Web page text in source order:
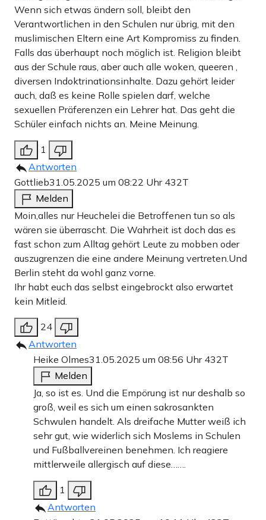
Wenn sich etwas ändern soll, bleibt den
Verantwortlichen in den Schulen nur übrig, mit den
muslimischen Eltern eine Art Kompromiss zu finden.
Falls das überhaupt noch möglich ist. Religion bleibt
aus der Schule raus, aber auch alle woken, queeren ,
diversen Indoktrinationsinhalte. Dazu gehört leider
auch, daß es keine Rolle spielen darf, welche
sexuellen Präferenzen ein Lehrer hat. Das geht die
Schüler einfach nichts an. Meine Meinung.
1
Antworten
Gottlieb31.05.2025 um 08:22 Uhr 432T
Melden
Moin,alles nur Heuchelei die Betroffenen tun so als
wären sie überrascht. Die Wahrheit ist doch das es
fast schon zum Alltag gehört Leute zu mobben oder
auszugrenzen die eine andere Meinung vertreten.Und
Berlin steht da wohl ganz vorne.
Ihr habt euch das selbst eingebrockt also erwartet
kein Mitleid.
24
Antworten
Heike Olmes31.05.2025 um 08:56 Uhr 432T
Melden
Ja, so ist es. Und die Empörung ist nur deshalb so
groß, weil es sich um einen sakrosankten
Schwulen handelt. Als dreifache Mutter weiß ich
sehr gut, wie widerlich sich Moslems in Schulen
und Fußballvereinen benehmen. Ich reagiere
mittlerweile allergisch auf diese…….
1
Antworten